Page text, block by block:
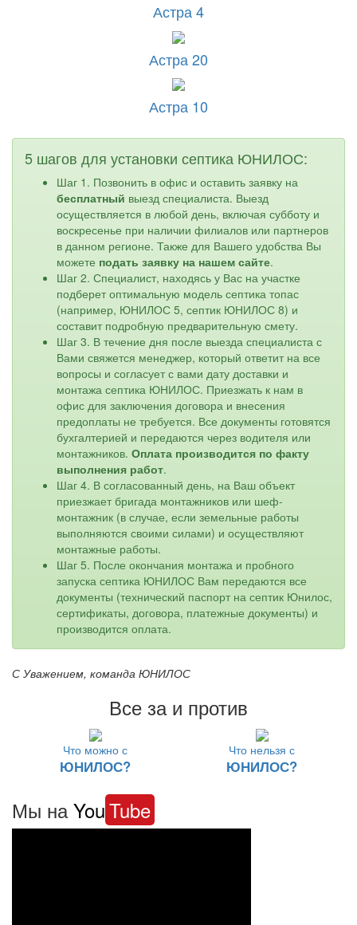
Астра 4
Астра 20
Астра 10
5 шагов для установки септика ЮНИЛОС:
Шаг 1. Позвонить в офис и оставить заявку на
бесплатный выезд специалиста. Выезд
осуществляется в любой день, включая субботу и
воскресенье при наличии филиалов или партнеров
в данном регионе. Также для Вашего удобства Вы
можете подать заявку на нашем сайте.
Шаг 2. Специалист, находясь у Вас на участке
подберет оптимальную модель септика топас
(например, ЮНИЛОС 5, септик ЮНИЛОС 8) и
составит подробную предварительную смету.
Шаг 3. В течение дня после выезда специалиста с
Вами свяжется менеджер, который ответит на все
вопросы и согласует с вами дату доставки и
монтажа септика ЮНИЛОС. Приезжать к нам в
офис для заключения договора и внесения
предоплаты не требуется. Все документы готовятся
бухгалтерией и передаются через водителя или
монтажников. Оплата производится по факту
выполнения работ.
Шаг 4. В согласованный день, на Ваш объект
приезжает бригада монтажников или шеф-
монтажник (в случае, если земельные работы
выполняются своими силами) и осуществляют
монтажные работы.
Шаг 5. После окончания монтажа и пробного
запуска септика ЮНИЛОС Вам передаются все
документы (технический паспорт на септик Юнилос,
сертификаты, договора, платежные документы) и
производится оплата.
С Уважением, команда ЮНИЛОС
Все за и против
Что можно с
ЮНИЛОС?
Что нельзя с
ЮНИЛОС?
Мы наYouTube